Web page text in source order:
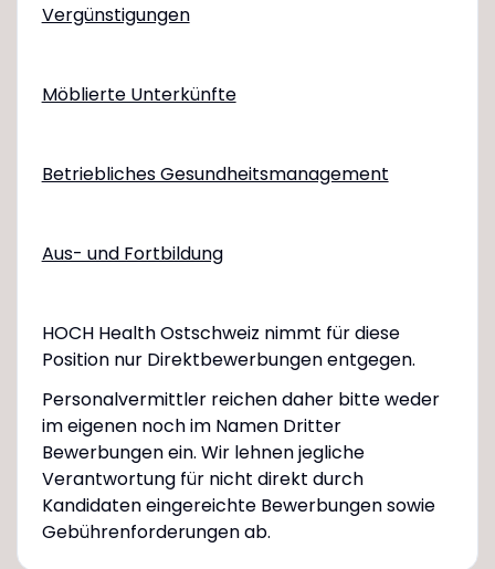
Vergünstigungen
Möblierte Unterkünfte
Betriebliches Gesundheitsmanagement
Aus- und Fortbildung
HOCH Health Ostschweiz nimmt für diese
Position nur Direktbewerbungen entgegen.
Personalvermittler reichen daher bitte weder
im eigenen noch im Namen Dritter
Bewerbungen ein. Wir lehnen jegliche
Verantwortung für nicht direkt durch
Kandidaten eingereichte Bewerbungen sowie
Gebührenforderungen ab.